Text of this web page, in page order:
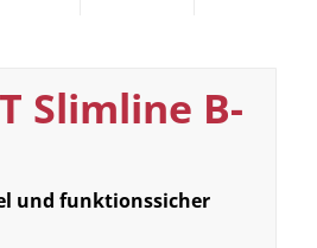
Slimline B-
und funktionssicher